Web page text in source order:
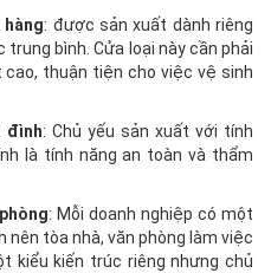
: được sản xuất dành riêng
bình. Cửa loại này cần phải
thuận tiện cho việc vệ sinh
đình: Chủ yếu sản xuất với tính
là tính năng an toàn và thẩm
: Mỗi doanh nghiệp có một
nên tòa nhà, văn phòng làm việc
kiểu kiến trúc riêng nhưng chủ